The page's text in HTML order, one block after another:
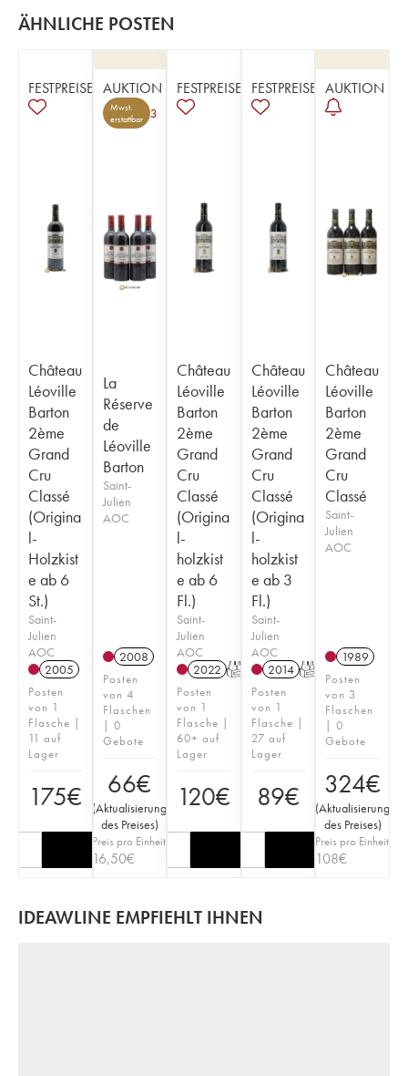
ÄHNLICHE POSTEN
FESTPREISE
Château
Léoville
Barton
2ème
Grand
Cru
Classé
(Origina
l-
Holzkist
e ab 6
St.)
Saint-
Julien
AOC
2005
Posten
von 1
Flasche |
11 auf
Lager
175€
AUKTION
Mwst.
erstattbar
3
La
Réserve
de
Léoville
Barton
Saint-
Julien
AOC
2008
Posten
von 4
Flaschen
| 0
Gebote
66€
(Aktualisierung
des Preises)
Preis pro Einheit
16,50€
FESTPREISE
Château
Léoville
Barton
2ème
Grand
Cru
Classé
(Origina
l-
holzkist
e ab 6
Fl.)
Saint-
Julien
AOC
2022 T
Posten
von 1
Flasche |
60+ auf
Lager
120€
FESTPREISE
Château
Léoville
Barton
2ème
Grand
Cru
Classé
(Origina
l-
holzkist
e ab 3
Fl.)
Saint-
Julien
AOC
2014 T
Posten
von 1
Flasche |
27 auf
Lager
89€
AUKTION
Château
Léoville
Barton
2ème
Grand
Cru
Classé
Saint-
Julien
AOC
1989
Posten
von 3
Flaschen
| 0
Gebote
324€
(Aktualisierung
des Preises)
Preis pro Einheit
108€
IDEAWLINE EMPFIEHLT IHNEN